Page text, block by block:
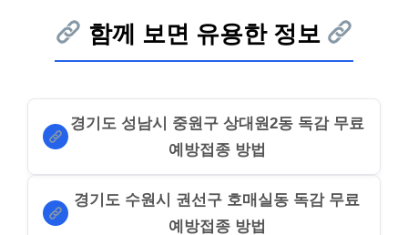
함께 보면 유용한 정보
경기도 성남시 중원구 상대원2동 독감 무료
예방접종 방법
경기도 수원시 권선구 호매실동 독감 무료
예방접종 방법